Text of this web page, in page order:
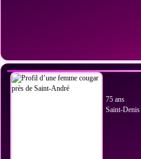
75 ans
Saint-Denis